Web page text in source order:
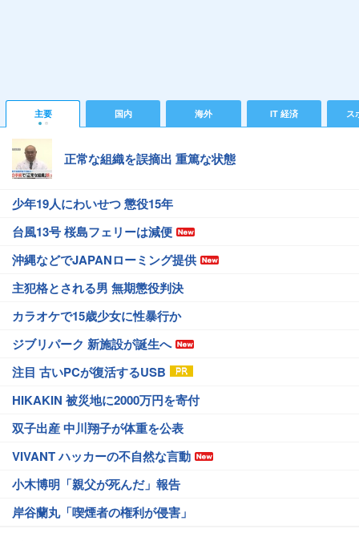
主要 国内 海外 IT 経済 ス
正常な組織を誤摘出 重篤な状態
少年19人にわいせつ 懲役15年
台風13号 桜島フェリーは減便
沖縄などでJAPANローミング提供
主犯格とされる男 無期懲役判決
カラオケで15歳少女に性暴行か
ジブリパーク 新施設が誕生へ
注目 古いPCが復活するUSB
HIKAKIN 被災地に2000万円を寄付
双子出産 中川翔子が体重を公表
VIVANT ハッカーの不自然な言動
小木博明「親父が死んだ」報告
岸谷蘭丸「喫煙者の権利が侵害」